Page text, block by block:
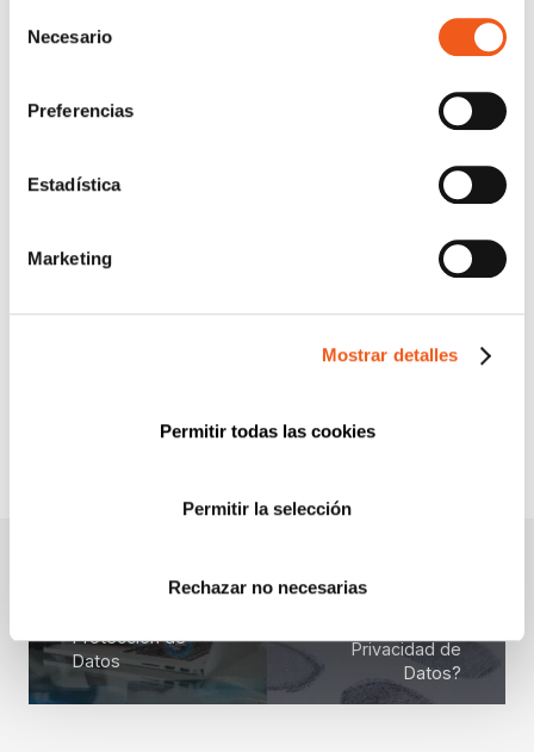
consultar nuestra política de cookies
política de cookies
Necesario
Preferencias
Estadística
Marketing
Mostrar detalles
Permitir todas las cookies
Permitir la selección
Rechazar no necesarias
POLÍTICA DE COOKIES
PROTECCIÓN DE DATOS
28 de Enero: Día
Protección de
Datos
¿Cómo compartir
correctamente el
Privacidad de
Datos?